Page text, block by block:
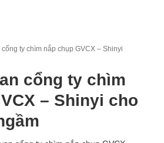
ty chìm nắp chụp GVCX – Shinyi
cổng ty chìm
– Shinyi cho